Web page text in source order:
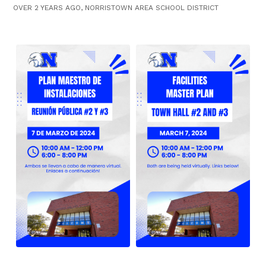
OVER 2 YEARS AGO, NORRISTOWN AREA SCHOOL DISTRICT